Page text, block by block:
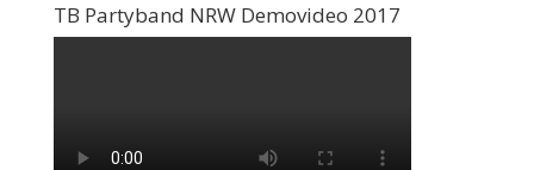
TB Partyband NRW Demovideo 2017